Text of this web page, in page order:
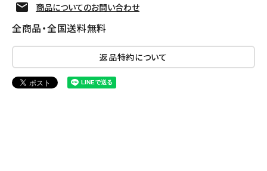
商品についてのお問い合わせ
全商品・全国送料無料
返品特約について